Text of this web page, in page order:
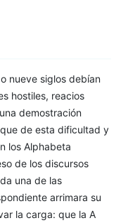
nueve siglos debían
hostiles, reacios
demostración
de esta dificultad y
los Alphabeta
de los discursos
una de las
arrimara su
la carga: que la A